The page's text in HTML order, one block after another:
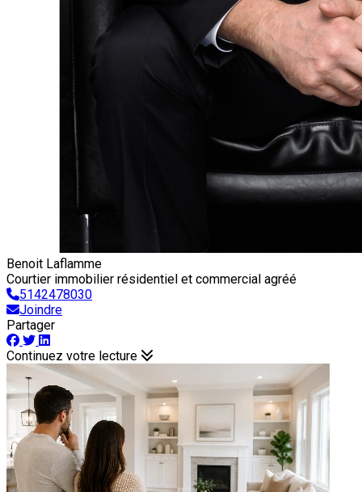
Benoit Laflamme
Courtier immobilier résidentiel et commercial agréé
5142478030
Joindre
Partager
Continuez votre lecture